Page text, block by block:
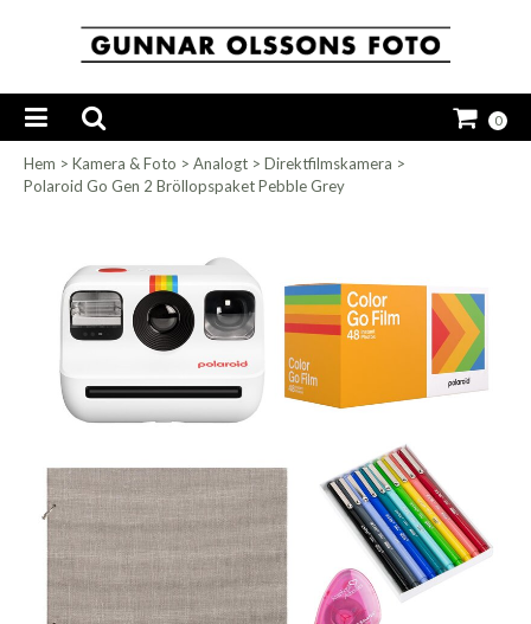
0
Hem > Kamera & Foto > Analogt > Direktfilmskamera >
Polaroid Go Gen 2 Bröllopspaket Pebble Grey